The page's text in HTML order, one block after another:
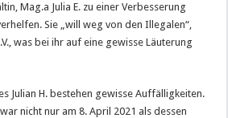
Mag.a Julia E. zu einer Verbesserung
Sie „will weg von den Illegalen“,
was bei ihr auf eine gewisse Läuterung
Julian H. bestehen gewisse Auffälligkeiten.
nicht nur am 8. April 2021 als dessen